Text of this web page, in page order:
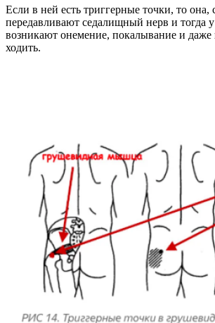
Если в ней есть триггерные точки, то она,
передавливают седалищный нерв и тогда у
возникают онемение, покалывание и даже
ходить.